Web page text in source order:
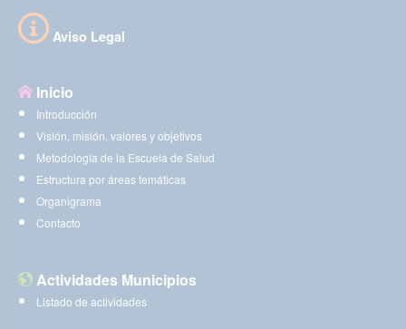
Aviso Legal
Inicio
Introducción
Visión, misión, valores y objetivos
Metodología de la Escuela de Salud
Estructura por áreas temáticas
Organigrama
Contacto
Actividades Municipios
Listado de actividades